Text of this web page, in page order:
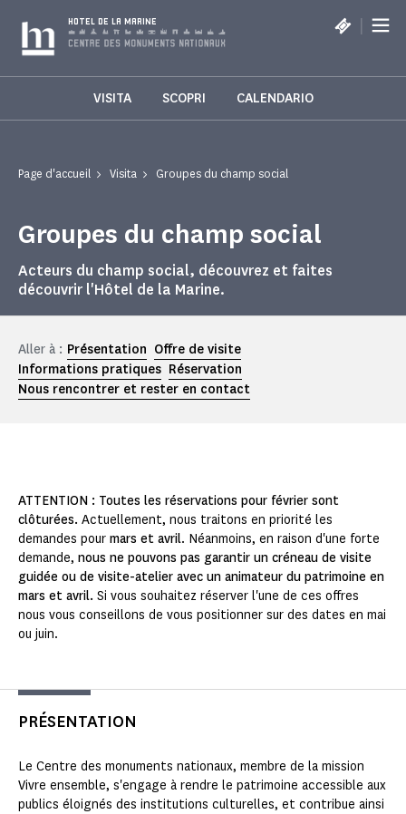
HOTEL DE LA MARINE |
VISITA SCOPRI CALENDARIO
Page d'accueil Visita Groupes du champ social
Groupes du champ social
Acteurs du champ social, découvrez et faites
découvrir l'Hôtel de la Marine.
Aller à : Présentation Offre de visite
Informations pratiques Réservation
Nous rencontrer et rester en contact
ATTENTION : Toutes les réservations pour février sont
clôturées. Actuellement, nous traitons en priorité les
demandes pour mars et avril. Néanmoins, en raison d'une forte
demande, nous ne pouvons pas garantir un créneau de visite
guidée ou de visite-atelier avec un animateur du patrimoine en
mars et avril. Si vous souhaitez réserver l'une de ces offres
nous vous conseillons de vous positionner sur des dates en mai
ou juin.
PRÉSENTATION
Le Centre des monuments nationaux, membre de la mission
Vivre ensemble, s'engage à rendre le patrimoine accessible aux
publics éloignés des institutions culturelles, et contribue ainsi